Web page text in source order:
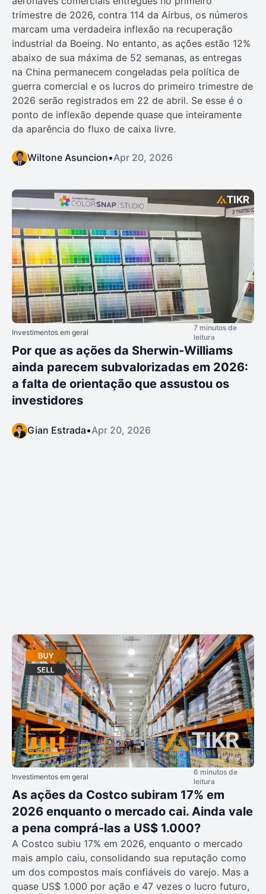
trimestre de 2026, contra 114 da Airbus, os números
marcam uma verdadeira inflexão na recuperação
industrial da Boeing. No entanto, as ações estão 12%
abaixo de sua máxima de 52 semanas, as entregas
na China permanecem congeladas pela política de
guerra comercial e os lucros do primeiro trimestre de
2026 serão registrados em 22 de abril. Se esse é o
ponto de inflexão depende quase que inteiramente
da aparência do fluxo de caixa livre.
Wiltone Asuncion•Apr 20, 2026
Investimentos em geral
7 minutos de
leitura
Por que as ações da Sherwin-Williams
ainda parecem subvalorizadas em 2026:
a falta de orientação que assustou os
investidores
Gian Estrada•Apr 20, 2026
Investimentos em geral
6 minutos de
leitura
As ações da Costco subiram 17% em
2026 enquanto o mercado cai. Ainda vale
a pena comprá-las a US$ 1.000?
A Costco subiu 17% em 2026, enquanto o mercado
mais amplo caiu, consolidando sua reputação como
um dos compostos mais confiáveis do varejo. Mas a
quase US$ 1.000 por ação e 47 vezes o lucro futuro,